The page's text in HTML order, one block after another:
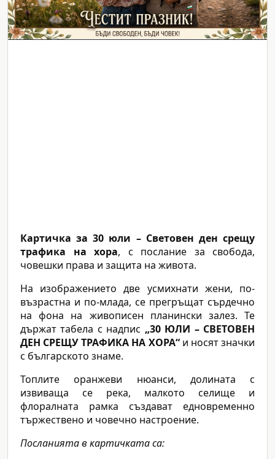
Картичка за 30 юли – Световен ден срещу
трафика на хора, с послание за свобода,
човешки права и защита на живота.
На изображението две усмихнати жени, по-
възрастна и по-млада, се прегръщат сърдечно
на фона на живописен планински залез. Те
държат табела с надпис „30 ЮЛИ – СВЕТОВЕН
ДЕН СРЕЩУ ТРАФИКА НА ХОРА“и носят значки
с българското знаме.
Топлите оранжеви нюанси, долината с
извиваща се река, малкото селище и
флоралната рамка създават едновременно
тържествено и човечно настроение.
Посланията в картичката са: